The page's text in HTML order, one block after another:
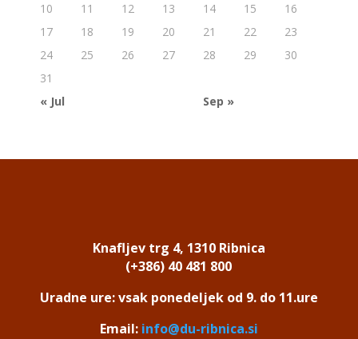
10
11 12 13 14 15
16
17
18 19 20 21 22
23
24
25 26 27 28 29
30
31
« Jul
Sep »
Knafljev trg 4, 1310 Ribnica
(+386) 40 481 800
Uradne ure: vsak ponedeljek od 9. do 11.ure
Email: info@du-ribnica.si